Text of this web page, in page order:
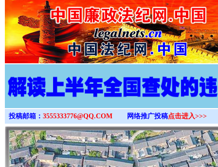
>
投稿邮箱： 3555333776@QQ.COM 网络推广投稿点击进入>>>